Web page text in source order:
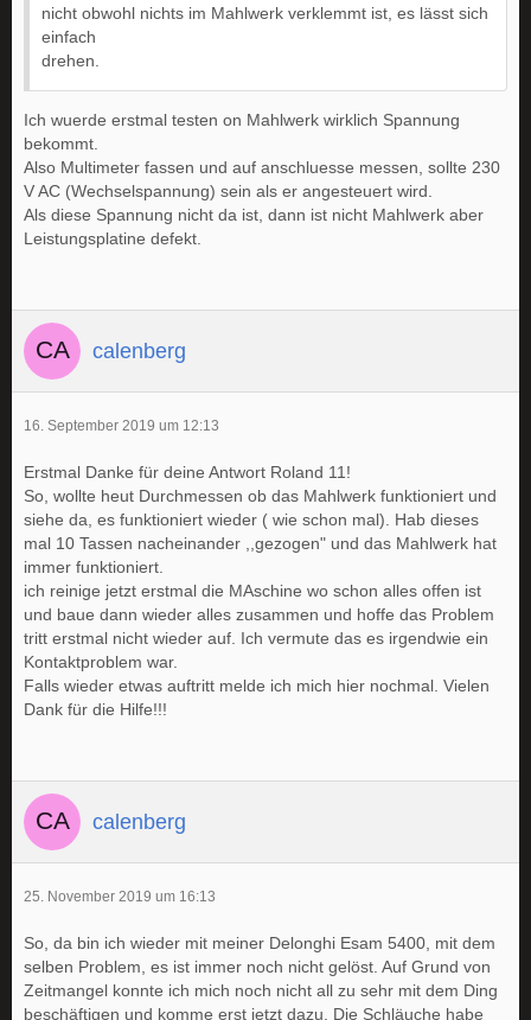
nicht obwohl nichts im Mahlwerk verklemmt ist, es lässt sich
einfach
drehen.
Ich wuerde erstmal testen on Mahlwerk wirklich Spannung
bekommt.
Also Multimeter fassen und auf anschluesse messen, sollte 230
V AC (Wechselspannung) sein als er angesteuert wird.
Als diese Spannung nicht da ist, dann ist nicht Mahlwerk aber
Leistungsplatine defekt.
calenberg
16. September 2019 um 12:13
Erstmal Danke für deine Antwort Roland 11!
So, wollte heut Durchmessen ob das Mahlwerk funktioniert und
siehe da, es funktioniert wieder ( wie schon mal). Hab dieses
mal 10 Tassen nacheinander ,,gezogen" und das Mahlwerk hat
immer funktioniert.
ich reinige jetzt erstmal die MAschine wo schon alles offen ist
und baue dann wieder alles zusammen und hoffe das Problem
tritt erstmal nicht wieder auf. Ich vermute das es irgendwie ein
Kontaktproblem war.
Falls wieder etwas auftritt melde ich mich hier nochmal. Vielen
Dank für die Hilfe!!!
calenberg
25. November 2019 um 16:13
So, da bin ich wieder mit meiner Delonghi Esam 5400, mit dem
selben Problem, es ist immer noch nicht gelöst. Auf Grund von
Zeitmangel konnte ich mich noch nicht all zu sehr mit dem Ding
beschäftigen und komme erst jetzt dazu. Die Schläuche habe